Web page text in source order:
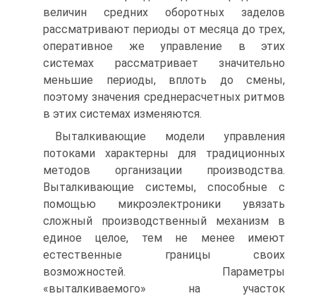
величин средних оборотных заделов
рассматривают периоды от месяца до трех,
оперативное же управление в этих
системах рассматривает значительно
меньшие периоды, вплоть до смены,
поэтому значения среднерасчетных ритмов
в этих системах изменяются.
Выталкивающие модели управления
потоками характерны для традиционных
методов организации производства.
Выталкивающие системы, способные с
помощью микроэлектроники увязать
сложный производственный механизм в
единое целое, тем не менее имеют
естественные границы своих
возможностей. Параметры
«выталкиваемого» на участок